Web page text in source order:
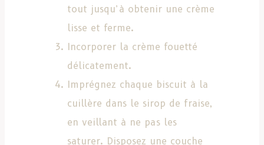
tout jusqu’à obtenir une crème
lisse et ferme.
Incorporer la crème fouetté
délicatement.
Imprégnez chaque biscuit à la
cuillère dans le sirop de fraise,
en veillant à ne pas les
saturer. Disposez une couche